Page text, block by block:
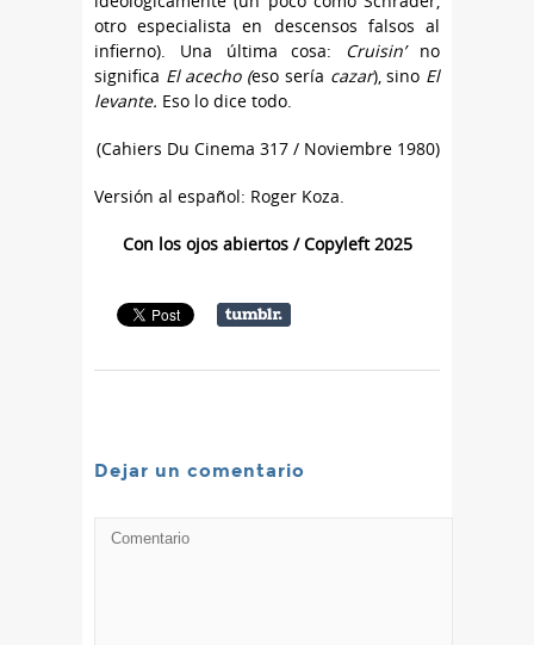
otro especialista en descensos falsos al
infierno). Una última cosa: Cruisin’no
significa El acecho (eso sería cazar), sino El
levante. Eso lo dice todo.
(Cahiers Du Cinema 317 / Noviembre 1980)
Versión al español: Roger Koza.
Con los ojos abiertos / Copyleft 2025
Dejar un comentario